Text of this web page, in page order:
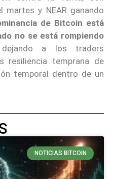
martes y NEAR ganando
de Bitcoin está
no se está rompiendo
a los traders
resiliencia temprana de
temporal dentro de un
NOTICIAS BITCOIN